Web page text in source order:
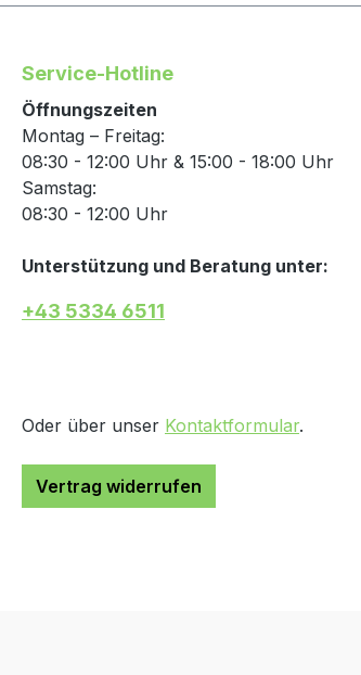
Service-Hotline
Öffnungszeiten
Montag – Freitag:
08:30 - 12:00 Uhr & 15:00 - 18:00 Uhr
Samstag:
08:30 - 12:00 Uhr
Unterstützung und Beratung unter:
+43 5334 6511
Oder über unser Kontaktformular.
Vertrag widerrufen